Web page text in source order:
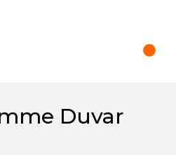
Duvar